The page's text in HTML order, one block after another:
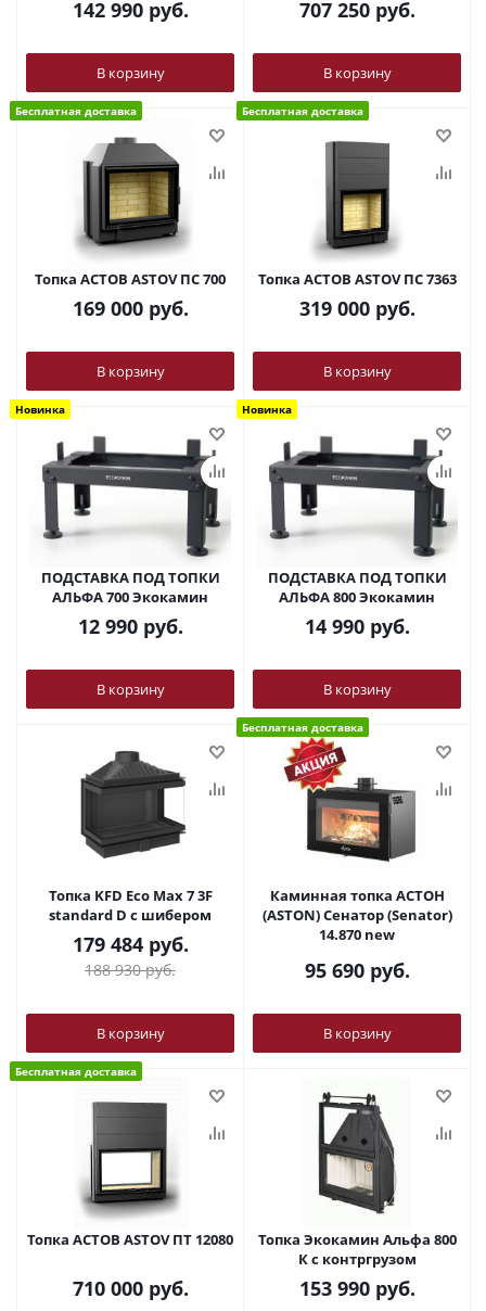
142 990руб.
В корзину
707 250руб.
В корзину
Бесплатная доставка
Топка АСТОВ ASTOV ПС 700
169 000руб.
В корзину
Бесплатная доставка
Топка АСТОВ ASTOV ПС 7363
319 000руб.
В корзину
Новинка
ПОДСТАВКА ПОД ТОПКИ
АЛЬФА 700 Экокамин
12 990руб.
В корзину
Новинка
ПОДСТАВКА ПОД ТОПКИ
АЛЬФА 800 Экокамин
14 990руб.
В корзину
Топка KFD Eco Max 7 3F
standard D с шибером
179 484руб.
188 930руб.
В корзину
Бесплатная доставка
Каминная топка АСТОН
(ASTON) Сенатор (Senator)
14.870 new
95 690руб.
В корзину
Бесплатная доставка
Топка АСТОВ ASTOV ПТ 12080
710 000руб.
Топка Экокамин Альфа 800
К с контргрузом
153 990руб.